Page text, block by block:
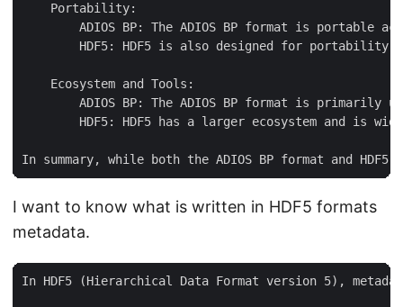
    Portability:
ADIOS BP: The ADIOS BP format is portable
HDF5: HDF5 is also designed for portability
    Ecosystem and Tools:
ADIOS BP: The ADIOS BP format is primarily
HDF5: HDF5 has a larger ecosystem and is
I want to know what is written in HDF5 formats
metadata.
In HDF5 (Hierarchical Data Format version 5),